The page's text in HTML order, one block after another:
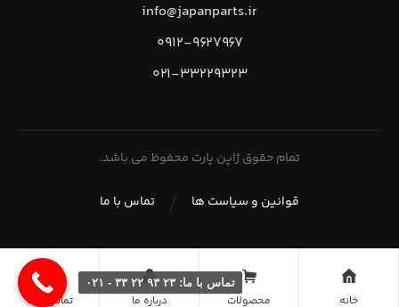
info@japanparts.ir
۰۹۱۲-۹۶۲۷۹۶۷
۰۲۱-۳۳۲۲۹۳۲۳
تمام حقوق ژاپن پارت محفوظ می باشد.
تماس با ما قوانین و سیاست ها
خانه محصولات درباره ما تماس با ما
تماس با ما: ۲۳ ۹۳ ۲۲ ۳۳ - ۰۲۱